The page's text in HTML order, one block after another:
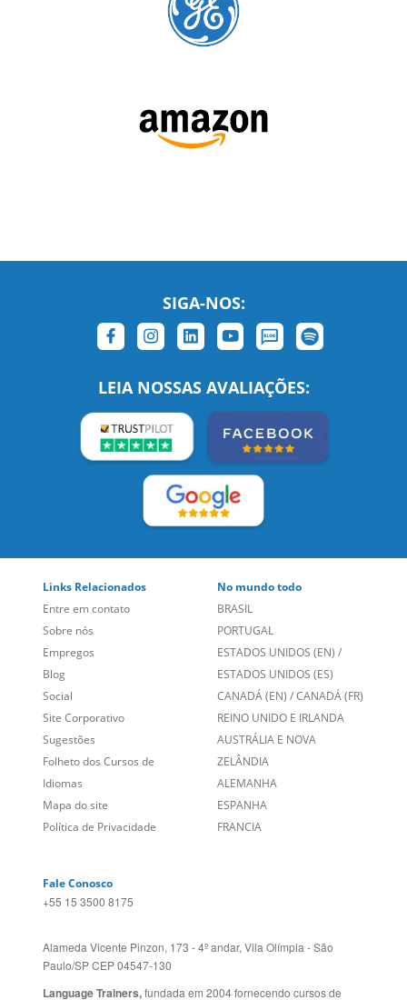
SIGA-NOS:
LEIA NOSSAS AVALIAÇÕES:
Links Relacionados
Entre em contato
Sobre nós
Empregos
Blog
Social
Site Corporativo
Sugestões
Folheto dos Cursos de
Idiomas
Mapa do site
Política de Privacidade
No mundo todo
BRASIL
PORTUGAL
ESTADOS UNIDOS (EN) /
ESTADOS UNIDOS (ES)
CANADÁ (EN) /CANADÁ (FR)
REINO UNIDO E IRLANDA
AUSTRÁLIA E NOVA
ZELÂNDIA
ALEMANHA
ESPANHA
FRANCIA
Fale Conosco
+55 15 3500 8175
Alameda Vicente Pinzon, 173 - 4º andar, Vila Olímpia - São
Paulo/SP CEP 04547-130
Language Trainers,fundada em 2004 fornecendo cursos de